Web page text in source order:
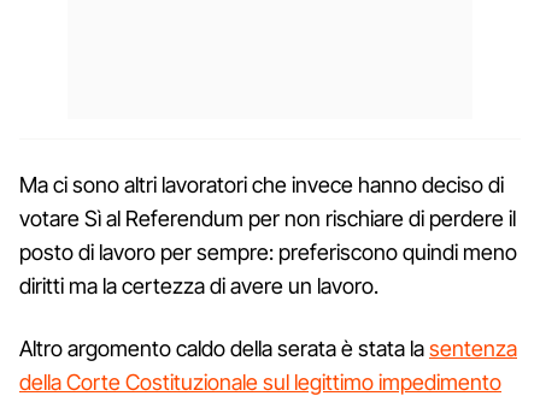
Ma ci sono altri lavoratori che invece hanno deciso di
votare Sì al Referendum per non rischiare di perdere il
posto di lavoro per sempre: preferiscono quindi meno
diritti ma la certezza di avere un lavoro.
Altro argomento caldo della serata è stata lasentenza
della Corte Costituzionale sul legittimo impedimento